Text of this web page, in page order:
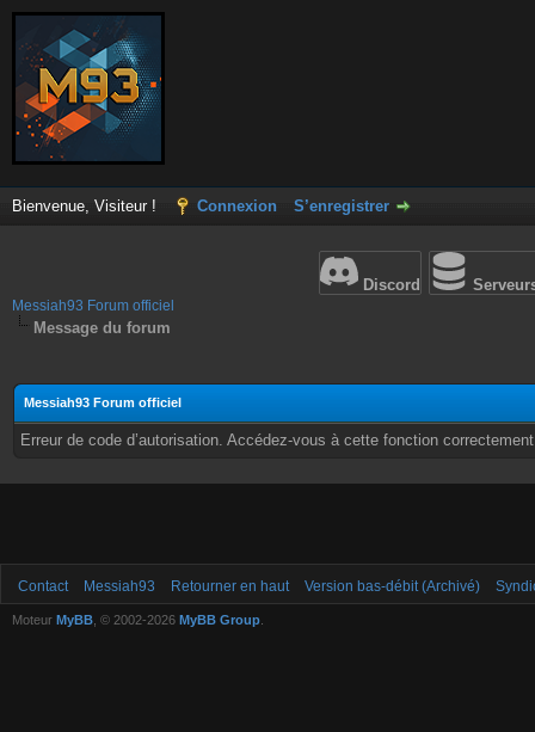
Bienvenue, Visiteur ! Connexion S’enregistrer
Discord
Messiah93 Forum officiel
Message du forum
Messiah93 Forum officiel
Erreur de code d’autorisation. Accédez-vous à cette fonction
Contact Messiah93 Retourner en haut Version bas-débit (Archivé)
Moteur MyBB , © 2002-2026 MyBB Group